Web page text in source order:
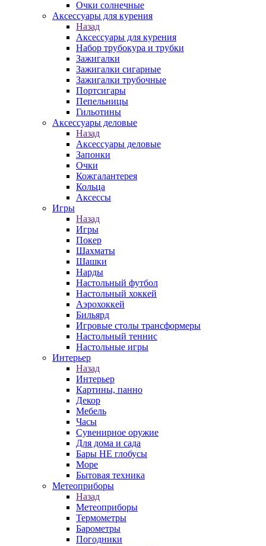
Очки солнечные
Аксессуары для курения
Назад
Аксессуары для курения
Набор трубокура и трубки
Зажигалки
Зажигалки сигарные
Зажигалки трубочные
Портсигары
Пепельницы
Гильотины
Аксессуары деловые
Назад
Аксессуары деловые
Запонки
Очки
Кожгалантерея
Кольца
Аксессы
Игры
Назад
Игры
Покер
Шахматы
Шашки
Нарды
Настольный футбол
Настольный хоккей
Аэрохоккей
Бильярд
Игровые столы трансформеры
Настольный теннис
Настольные игры
Интерьер
Назад
Интерьер
Картины, панно
Декор
Мебель
Часы
Сувенирное оружие
Для дома и сада
Бары НЕ глобусы
Море
Бытовая техника
Метеоприборы
Назад
Метеоприборы
Термометры
Барометры
Погодники